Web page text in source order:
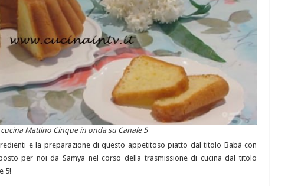
Mattino Cinque in onda su Canale 5
e la preparazione di questo appetitoso piatto dal titolo Babà con
per noi da Samya nel corso della trasmissione di cucina dal titolo
5!